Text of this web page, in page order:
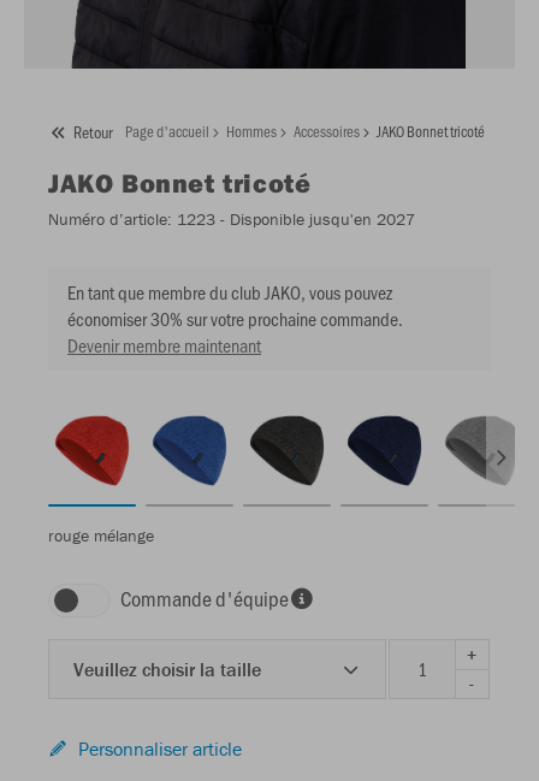
Retour Page d'accueil Hommes Accessoires JAKO Bonnet tricoté
JAKO Bonnet tricoté
Numéro d’article: 1223 - Disponible jusqu'en 2027
En tant que membre du club JAKO, vous pouvez
économiser 30% sur votre prochaine commande.
Devenir membre maintenant
rouge mélange
Commande d'équipe
Veuillez choisir la taille
+
-
Personnaliser article